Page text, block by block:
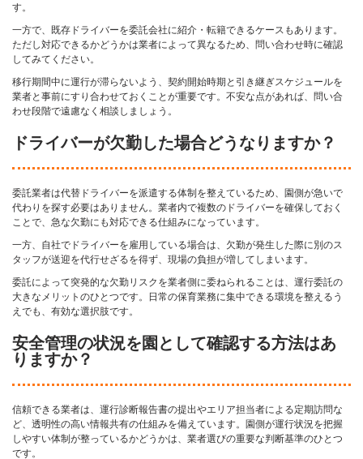
す。
一方で、既存ドライバーを委託会社に紹介・転籍できるケースもあります。
ただし対応できるかどうかは業者によって異なるため、問い合わせ時に確認
してみてください。
移行期間中に運行が滞らないよう、契約開始時期と引き継ぎスケジュールを
業者と事前にすり合わせておくことが重要です。不安な点があれば、問い合
わせ段階で遠慮なく相談しましょう。
ドライバーが欠勤した場合どうなりますか？
委託業者は代替ドライバーを派遣する体制を整えているため、園側が急いで
代わりを探す必要はありません。業者内で複数のドライバーを確保しておく
ことで、急な欠勤にも対応できる仕組みになっています。
一方、自社でドライバーを雇用している場合は、欠勤が発生した際に別のス
タッフが送迎を代行せざるを得ず、現場の負担が増してしまいます。
委託によって突発的な欠勤リスクを業者側に委ねられることは、運行委託の
大きなメリットのひとつです。日常の保育業務に集中できる環境を整えるう
えでも、有効な選択肢です。
安全管理の状況を園として確認する方法はあ
りますか？
信頼できる業者は、運行診断報告書の提出やエリア担当者による定期訪問な
ど、透明性の高い情報共有の仕組みを備えています。園側が運行状況を把握
しやすい体制が整っているかどうかは、業者選びの重要な判断基準のひとつ
です。